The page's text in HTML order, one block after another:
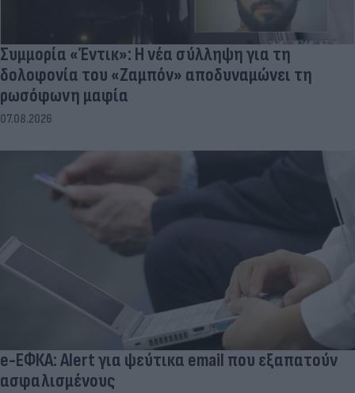
Συμμορία «Έντικ»: Η νέα σύλληψη για τη
δολοφονία του «Ζαμπόν» αποδυναμώνει τη
ρωσόφωνη μαφία
07.08.2026
e-ΕΦΚΑ: Alert για ψεύτικα email που εξαπατούν
ασφαλισμένους